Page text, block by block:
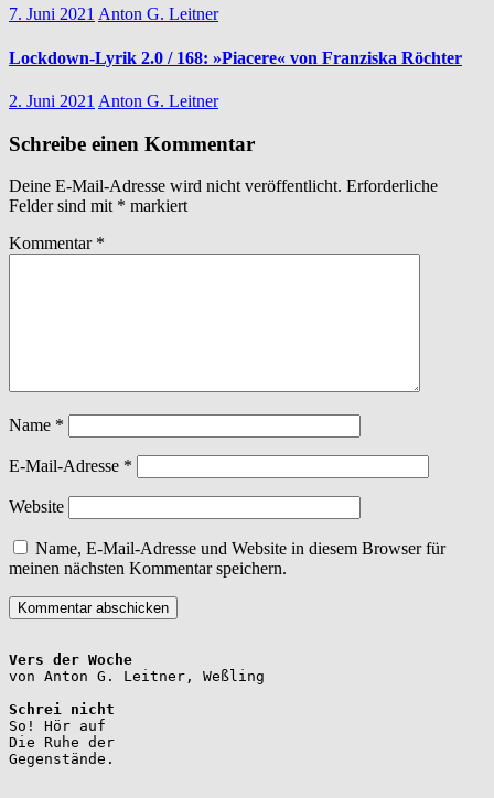
7. Juni 2021 Anton G. Leitner
Lockdown-Lyrik 2.0 / 168: »Piacere« von Franziska Röchter
2. Juni 2021 Anton G. Leitner
Schreibe einen Kommentar
Deine E-Mail-Adresse wird nicht veröffentlicht. Erforderliche
Felder sind mit * markiert
Kommentar *
Name *
E-Mail-Adresse *
Website
Name, E-Mail-Adresse und Website in diesem Browser für
meinen nächsten Kommentar speichern.
Vers der Woche
Schrei nicht
So! Hör auf
Die Ruhe der
Gegenstände.